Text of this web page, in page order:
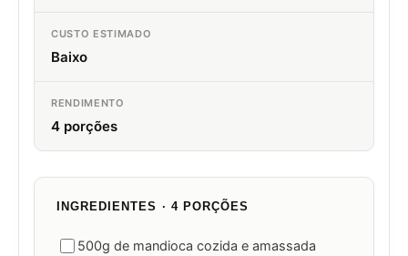
CUSTO ESTIMADO
Baixo
RENDIMENTO
4 porções
INGREDIENTES · 4 PORÇÕES
500g de mandioca cozida e amassada